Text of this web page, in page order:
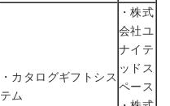
・カタログギフトシス
テム
・株式
会社ユ
ナイテ
ッドス
ペース